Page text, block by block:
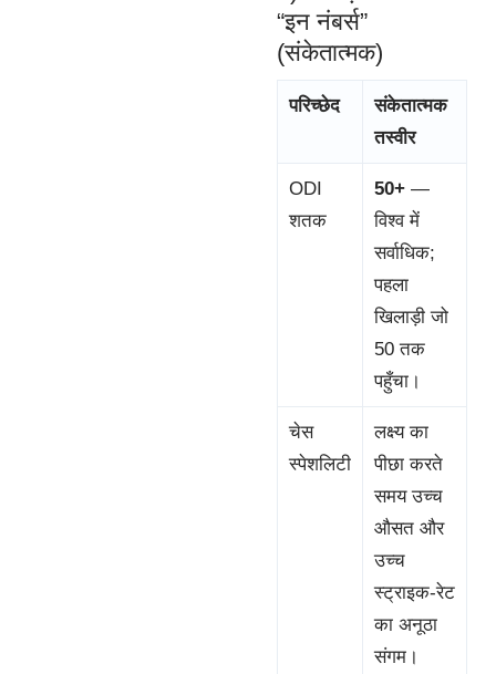
“इन नंबर्स”
(संकेतात्मक)
परिच्छेद
संकेतात्मक
तस्वीर
ODI
शतक
50+ —
विश्व में
सर्वाधिक;
पहला
खिलाड़ी जो
50 तक
पहुँचा।
चेस
स्पेशलिटी
लक्ष्य का
पीछा करते
समय उच्च
औसत और
उच्च
स्ट्राइक-रेट
का अनूठा
संगम।